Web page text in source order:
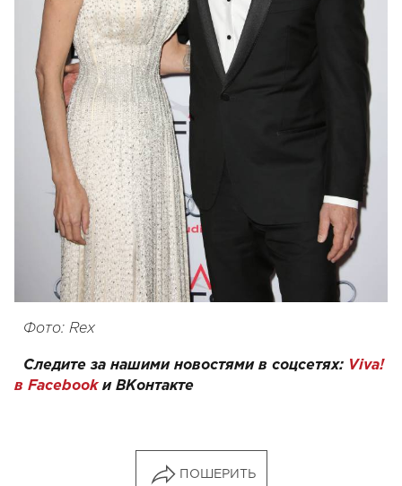
Фото: Rex
Следите за нашими новостями в соцсетях: Viva!
в Facebookи ВКонтакте
ПОШЕРИТЬ